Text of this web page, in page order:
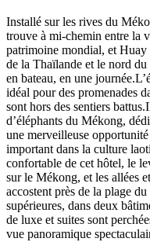
Installé sur les rives du
trouve à mi-chemin entre la
patrimoine mondial, et
de la Thaïlande et le nord
en bateau, en une
idéal pour des promenades
sont hors des sentiers
d’éléphants du Mékong,
une merveilleuse
important dans la culture
confortable de cet hôtel, le
sur le Mékong, et les allées
accostent près de la plage
supérieures, dans deux
de luxe et suites sont
vue panoramique